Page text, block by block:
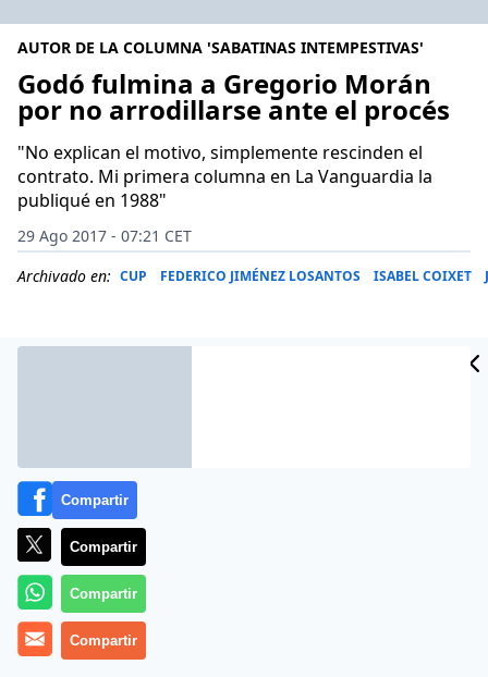
AUTOR DE LA COLUMNA 'SABATINAS INTEMPESTIVAS'
Godó fulmina a Gregorio Morán
por no arrodillarse ante el procés
"No explican el motivo, simplemente rescinden el
contrato. Mi primera columna en La Vanguardia la
publiqué en 1988"
29 Ago 2017 - 07:21 CET
Archivado en: CUP FEDERICO JIMÉNEZ LOSANTOS ISABEL COIXET
El diario La Vanguardia acaba de comunicar por
burofax el despido de su columnista Gregorio Morán.
Compartir
Compartir
Compartir
Compartir